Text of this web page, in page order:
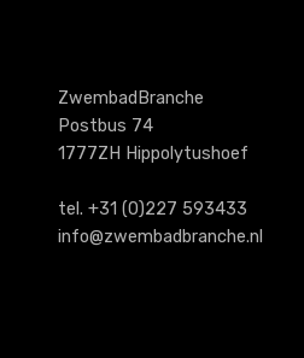
ZwembadBranche
Postbus 74
1777ZH Hippolytushoef
tel. +31 (0)227 593433
info@zwembadbranche.nl